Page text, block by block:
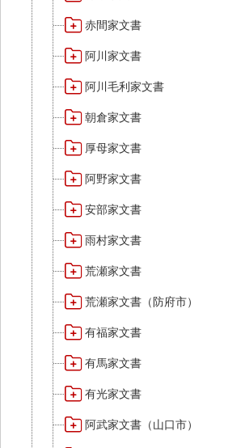
赤間家文書
阿川家文書
阿川毛利家文書
朝倉家文書
厚母家文書
阿野家文書
安部家文書
雨村家文書
荒瀬家文書
荒瀬家文書（防府市）
有福家文書
有馬家文書
有光家文書
阿武家文書（山口市）